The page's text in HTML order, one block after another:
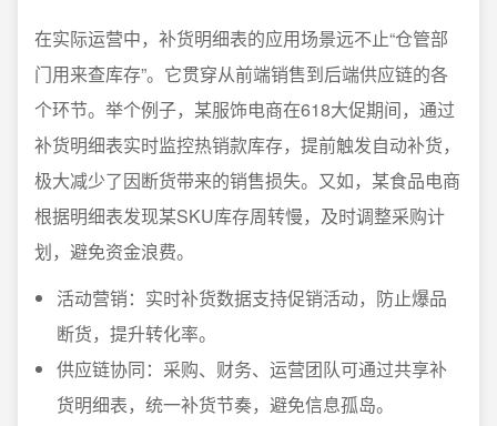
在实际运营中，补货明细表的应用场景远不止“仓管部
门用来查库存”。它贯穿从前端销售到后端供应链的各
个环节。举个例子，某服饰电商在618大促期间，通过
补货明细表实时监控热销款库存，提前触发自动补货，
极大减少了因断货带来的销售损失。又如，某食品电商
根据明细表发现某SKU库存周转慢，及时调整采购计
划，避免资金浪费。
活动营销：实时补货数据支持促销活动，防止爆品
断货，提升转化率。
供应链协同：采购、财务、运营团队可通过共享补
货明细表，统一补货节奏，避免信息孤岛。